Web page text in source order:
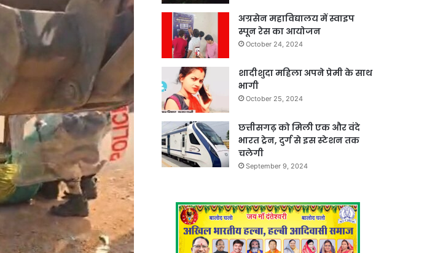
अग्रसेन महाविद्यालय में स्वाइप
स्पून रेस का आयोजन
October 24, 2024
शादीशुदा महिला अपने प्रेमी के साथ
भागी
October 25, 2024
छत्तीसगढ़ को मिली एक और वंदे
भारत ट्रेन, दुर्ग से इस स्टेशन तक
चलेगी
September 9, 2024